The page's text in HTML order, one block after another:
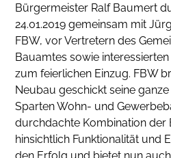
Bürgermeister Ralf Baumert
24.01.2019 gemeinsam mit
FBW, vor Vertretern des
Bauamtes sowie
zum feierlichen Einzug. FBW
Neubau geschickt seine
Sparten Wohn- und
durchdachte Kombination der
hinsichtlich Funktionalität und